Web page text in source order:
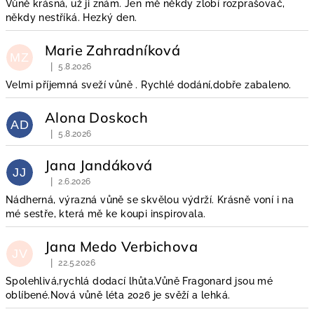
i
s
h
o
d
n
o
c
e
n
í
Vůně krásná, už ji znám. Jen mě někdy zlobí rozprašovač,
někdy nestříká. Hezký den.
MZ Marie Zahradníková
Hodnocení obchodu je 5 z 5 hvězdiček.
5.8.2026
Velmi příjemná sveží vůně . Rychlé dodání,dobře zabaleno.
AD Alona Doskoch
Hodnocení obchodu je 5 z 5 hvězdiček.
5.8.2026
JJ Jana Jandáková
Hodnocení obchodu je 5 z 5 hvězdiček.
2.6.2026
Nádherná, výrazná vůně se skvělou výdrží. Krásně voní i na
mé sestře, která mě ke koupi inspirovala.
JV Jana Medo Verbichova
Hodnocení obchodu je 5 z 5 hvězdiček.
22.5.2026
Spolehlivá,rychlá dodací lhůta.Vůně Fragonard jsou mé
oblíbené.Nová vůně léta 2026 je svěží a lehká.